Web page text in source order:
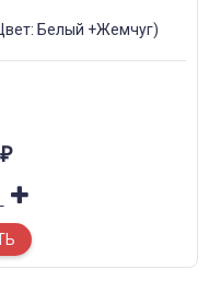
Белый +Жемчуг)
₽